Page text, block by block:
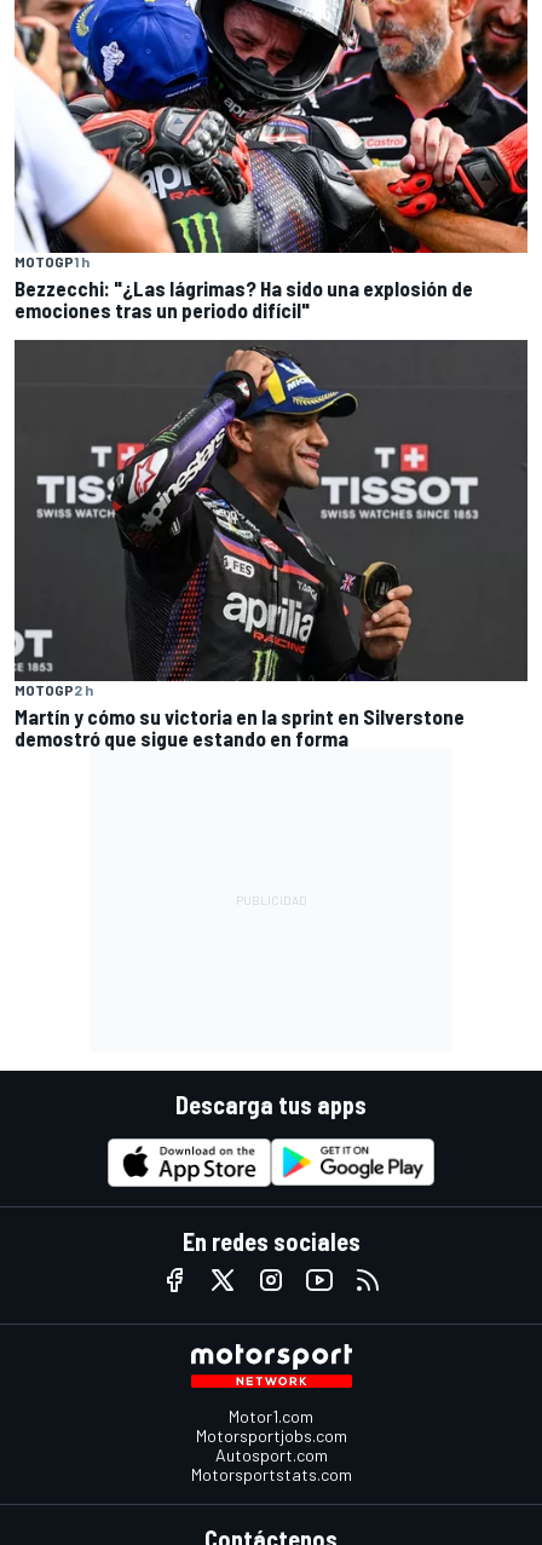
MOTOGP1 h
Bezzecchi: "¿Las lágrimas? Ha sido una explosión de
emociones tras un periodo difícil"
MOTOGP2 h
Martín y cómo su victoria en la sprint en Silverstone
demostró que sigue estando en forma
Descarga tus apps
En redes sociales
Motor1.com
Motorsportjobs.com
Autosport.com
Motorsportstats.com
Contáctenos